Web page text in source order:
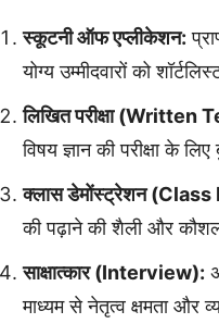
स्कूटनी ऑफ एप्लीकेशन:
योग्य उम्मीदवारों को
लिखित परीक्षा (Written
विषय ज्ञान की परीक्षा के लिए
क्लास डेमोंस्ट्रेशन
की पढ़ाने की शैली और
साक्षात्कार (Interview):
माध्यम से नेतृत्व क्षमता और